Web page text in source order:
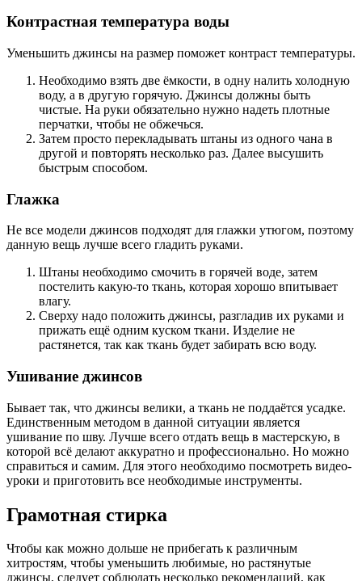
Контрастная температура воды
Уменьшить джинсы на размер поможет контраст температуры.
Необходимо взять две ёмкости, в одну налить холодную
воду, а в другую горячую. Джинсы должны быть
чистые. На руки обязательно нужно надеть плотные
перчатки, чтобы не обжечься.
Затем просто перекладывать штаны из одного чана в
другой и повторять несколько раз. Далее высушить
быстрым способом.
Глажка
Не все модели джинсов подходят для глажки утюгом, поэтому
данную вещь лучше всего гладить руками.
Штаны необходимо смочить в горячей воде, затем
постелить какую-то ткань, которая хорошо впитывает
влагу.
Сверху надо положить джинсы, разгладив их руками и
прижать ещё одним куском ткани. Изделие не
растянется, так как ткань будет забирать всю воду.
Ушивание джинсов
Бывает так, что джинсы велики, а ткань не поддаётся усадке.
Единственным методом в данной ситуации является
ушивание по шву. Лучше всего отдать вещь в мастерскую, в
которой всё делают аккуратно и профессионально. Но можно
справиться и самим. Для этого необходимо посмотреть видео-
уроки и приготовить все необходимые инструменты.
Грамотная стирка
Чтобы как можно дольше не прибегать к различным
хитростям, чтобы уменьшить любимые, но растянутые
джинсы, следует соблюдать несколько рекомендаций, как